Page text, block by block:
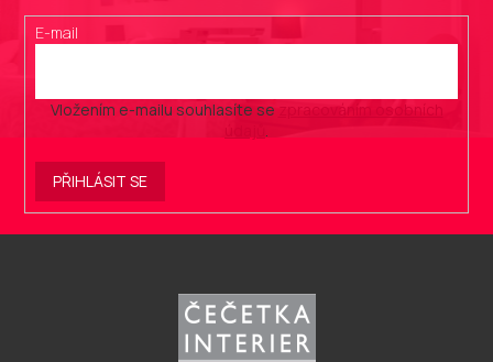
E-mail
Vložením e-mailu souhlasíte se zpracováním osobních
.
PŘIHLÁSIT SE